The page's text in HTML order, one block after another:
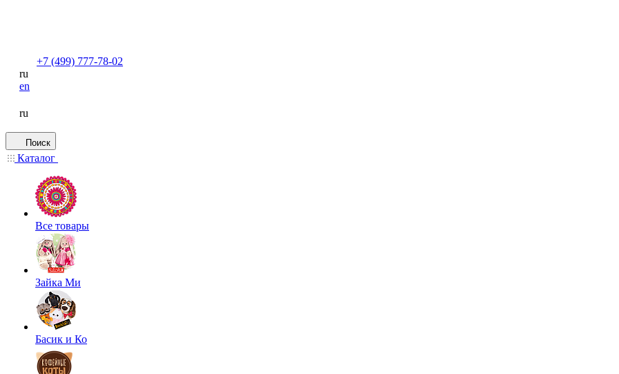
+7 (499) 777-78-02
ru
en
ru
Поиск
Каталог
Все товары
Зайка Ми
Басик и Ко